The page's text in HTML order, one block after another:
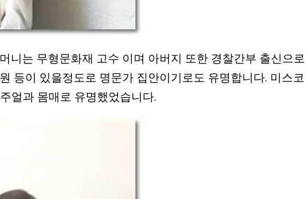
니는 무형문화재 고수 이며 아버지 또한 경찰간부 출신으로
등이 있을정도로 명문가 집안이기로도 유명합니다. 미스코
얼과 몸매로 유명했었습니다.